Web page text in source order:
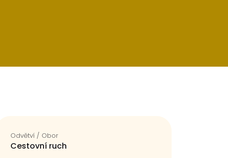
Odvětví / Obor
Cestovní ruch